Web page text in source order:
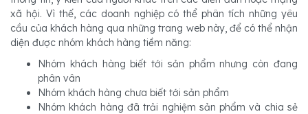
xã hội. Vì thế, các doanh nghiệp có thể phân tích những yêu
cầu của khách hàng qua những trang web này, để có thể nhận
diện được nhóm khách hàng tiềm năng:
Nhóm khách hàng biết tới sản phẩm nhưng còn đang
phân vân
Nhóm khách hàng chưa biết tới sản phẩm
Nhóm khách hàng đã trải nghiệm sản phẩm và chia sẻ